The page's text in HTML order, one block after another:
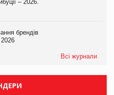
– 2026.
брендів
Всі журнали